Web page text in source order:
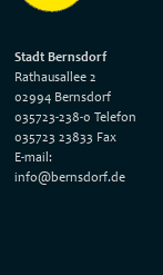
Stadt Bernsdorf
Rathausallee 2
02994 Bernsdorf
035723-238-0 Telefon
035723 23833 Fax
E-mail:
info@bernsdorf.de